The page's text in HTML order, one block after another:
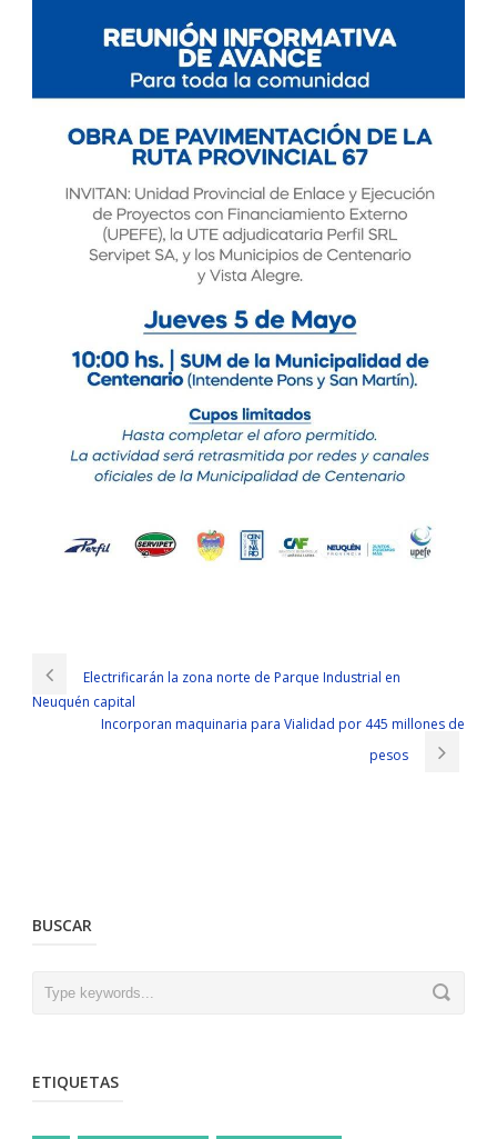
Electrificarán la zona norte de Parque Industrial en
Neuquén capital
Incorporan maquinaria para Vialidad por 445 millones de
pesos
BUSCAR
ETIQUETAS